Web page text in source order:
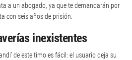
a un abogado, ya que te demandarán por
con seis años de prisión.
inexistentes
de este timo es fácil: el usuario deja su